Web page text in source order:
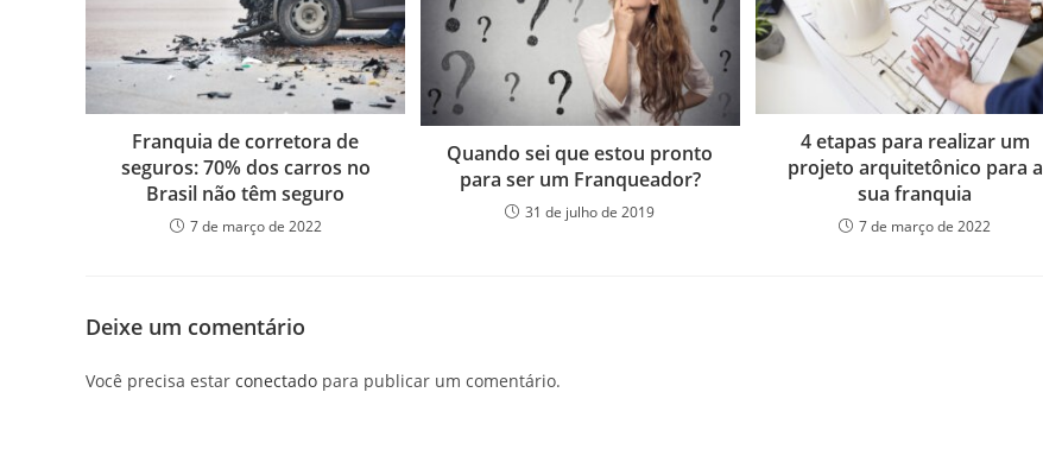
Franquia de corretora de
seguros: 70% dos carros no
Brasil não têm seguro
7 de março de 2022
Quando sei que estou pronto
para ser um Franqueador?
31 de julho de 2019
4 etapas para realizar um
projeto arquitetônico para a
sua franquia
7 de março de 2022
Deixe um comentário
Você precisa estar conectado para publicar um comentário.